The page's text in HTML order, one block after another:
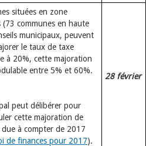
situées en zone
communes en haute
municipaux, peuvent
le taux de taxe
à 20%, cette majoration
entre 5% et 60%.
peut délibérer pour
cette majoration de
à compter de 2017
de finances pour 2017).
28 février